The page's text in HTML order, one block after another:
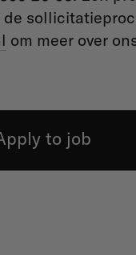
om meer over
to job